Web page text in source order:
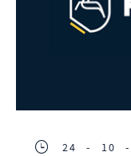
24 - 10 -